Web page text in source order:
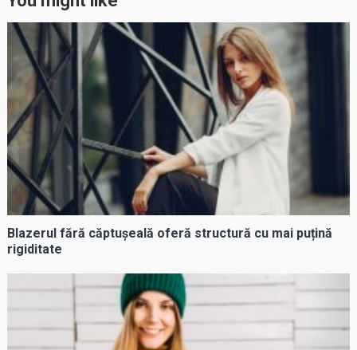
Blazerul fără căptușeală oferă structură cu mai puțină
rigiditate